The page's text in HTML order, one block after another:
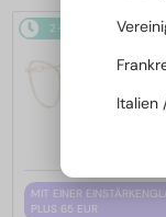
2-4 WERKTAGE
MIT EINER
PLUS 65 EUR
Italien